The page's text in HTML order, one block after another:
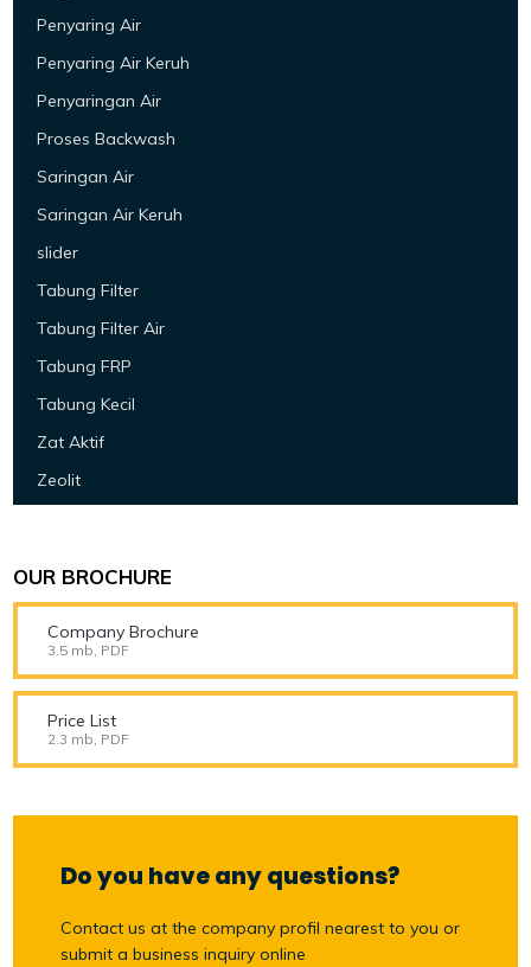
Penyaring Air
Penyaring Air Keruh
Penyaringan Air
Proses Backwash
Saringan Air
Saringan Air Keruh
slider
Tabung Filter
Tabung Filter Air
Tabung FRP
Tabung Kecil
Zat Aktif
Zeolit
OUR BROCHURE
Company Brochure
3.5 mb, PDF
Price List
2.3 mb, PDF
Do you have any questions?
Contact us at the company profil nearest to you or
submit a business inquiry online